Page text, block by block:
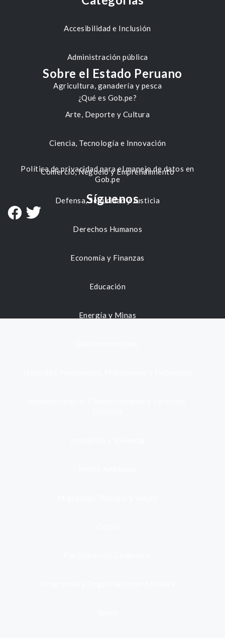
Accesibilidad e Inclusión
Administración pública
Agricultura, ganadería y pesca
Arte, Deporte y Cultura
Ciencia, Tecnología e Innovación
Comercio, Negocio y Emprendimiento
Defensa, Seguridad y Justicia
Derechos Humanos
Economía y Finanzas
Educación
Energía y Minas
Sobre el Estado Peruano
¿Qué es Gob.pe?
Política de privacidad para el manejo de datos en
Gob.pe
Síguenos